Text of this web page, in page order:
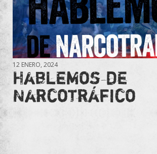
12 ENERO, 2024
Hablemos de
Narcotráfico